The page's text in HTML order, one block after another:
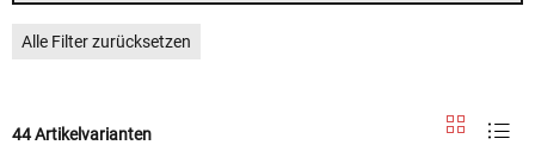
Alle Filter zurücksetzen
44 Artikelvarianten